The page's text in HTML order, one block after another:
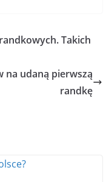
Takich
na udaną pierwszą
randkę